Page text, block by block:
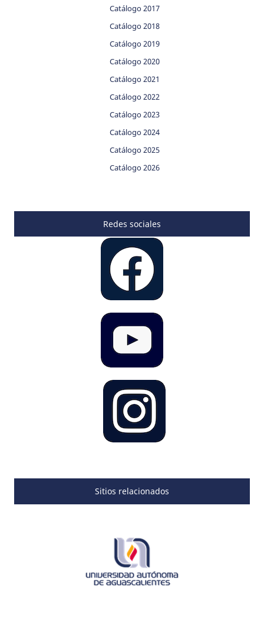
Catálogo 2017
Catálogo 2018
Catálogo 2019
Catálogo 2020
Catálogo 2021
Catálogo 2022
Catálogo 2023
Catálogo 2024
Catálogo 2025
Catálogo 2026
Redes sociales
Sitios relacionados